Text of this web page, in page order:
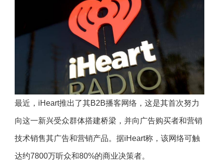
最近，iHeart推出了其B2B播客网络，这是其首次努力
向这一新兴受众群体搭建桥梁，并向广告购买者和营销
技术销售其广告和营销产品。据iHeart称，该网络可触
达约7800万听众和80%的商业决策者。